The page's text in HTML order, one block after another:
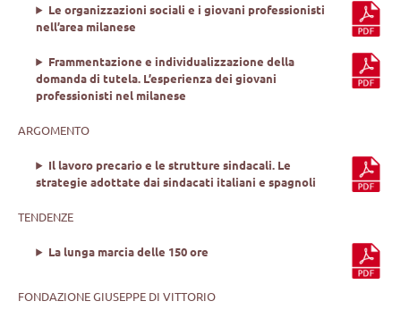
Le organizzazioni sociali e i giovani professionisti
nell’area milanese
Frammentazione e individualizzazione della
domanda di tutela. L’esperienza dei giovani
professionisti nel milanese
ARGOMENTO
Il lavoro precario e le strutture sindacali. Le
strategie adottate dai sindacati italiani e spagnoli
TENDENZE
La lunga marcia delle 150 ore
FONDAZIONE GIUSEPPE DI VITTORIO